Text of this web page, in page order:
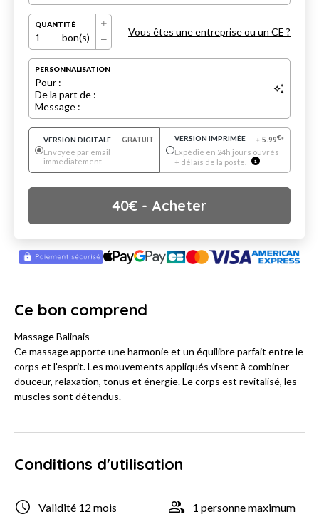
QUANTITÉ
1 bon(s) Vous êtes une entreprise ou un CE ?
PERSONNALISATION
Pour :
De la part de :
Message :
VERSION DIGITALE
GRATUIT
Envoyée par email
immédiatement
VERSION IMPRIMÉE + 5.99€*
Expédié en 24h jours ouvrés
+ délais de la poste.
40€ - Acheter
Ce bon comprend
Massage Balinais
Ce massage apporte une harmonie et un équilibre parfait entre le
corps et l'esprit. Les mouvements appliqués visent à combiner
douceur, relaxation, tonus et énergie. Le corps est revitalisé, les
muscles sont détendus.
Conditions d'utilisation
Validité 12 mois 1 personne maximum